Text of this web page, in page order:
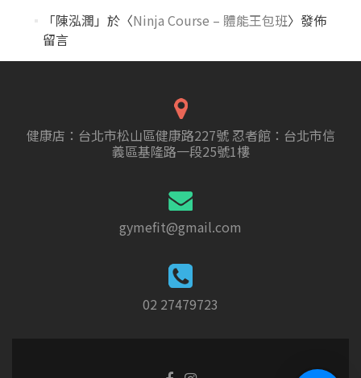
「陳泓潤 」於〈Ninja Course – 體能王包班〉發佈
留言
健康店：台北市松山區健康路227號 忍者館：台北市信
義區基隆路一段25號1樓
gymefit@gmail.com
02 27479723